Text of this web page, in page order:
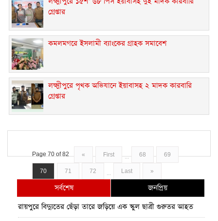
গ্রেপ্তার
কমলমগরে ইসলামী ব্যাংকের গ্রাহক সমাবেশ ‎
লক্ষ্মীপুরে পৃথক অভিযানে ইয়াবাসহ ২ মাদক কারবারি
গ্রেপ্তার
Page 70 of 82 « First ... 68 69
70 71 72 ... Last »
সর্বশেষ
জনপ্রিয়
রায়পুরে বিদ্যুতের ছেঁড়া তারে জড়িয়ে এক স্কুল ছাত্রী গুরুতর আহত